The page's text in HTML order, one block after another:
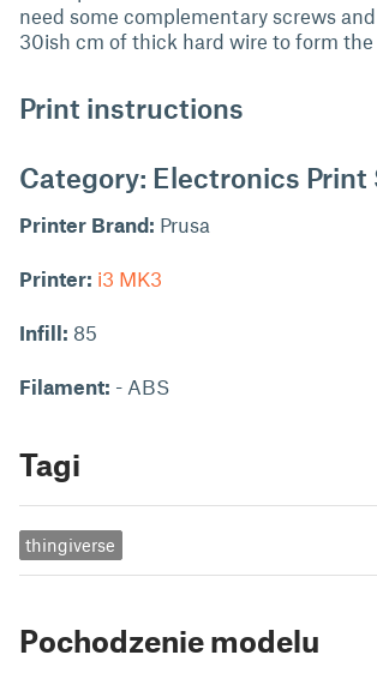
need some complementary screws
30ish cm of thick hard wire to form the
Print instructions
Category: Electronics Print
Printer Brand: Prusa
Printer: i3 MK3
Infill: 85
Filament: - ABS
Tagi
thingiverse
Pochodzenie modelu